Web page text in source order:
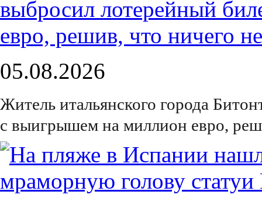
05.08.2026
Житель итальянского города
с выигрышем на миллион евро,